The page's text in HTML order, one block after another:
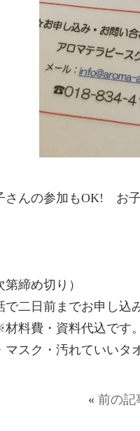
さんの参加もOK! お
締め切り）
二日前までお申し込
料費・資料代込です
スク・汚れていいタ
« 前の記